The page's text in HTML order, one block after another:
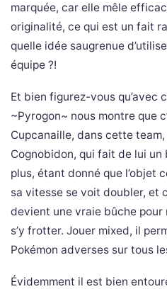
marquée, car elle mêle
originalité, ce qui est un fait
quelle idée saugrenue
équipe ?!
Et bien figurez-vous qu’avec
~Pyrogon~ nous montre que
Cupcanaille, dans cette
Cognobidon, qui fait de lui un
plus, étant donné que l’objet
sa vitesse se voit doubler, et
devient une vraie bûche pour
s’y frotter. Jouer mixed, il
Pokémon adverses sur tous
Évidemment il est bien